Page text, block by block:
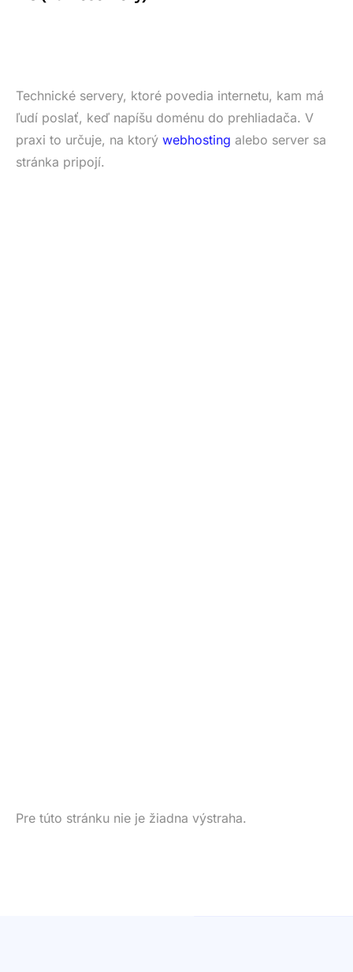
Technické servery, ktoré povedia internetu, kam má
ľudí poslať, keď napíšu doménu do prehliadača. V
praxi to určuje, na ktorý webhosting alebo server sa
stránka pripojí.